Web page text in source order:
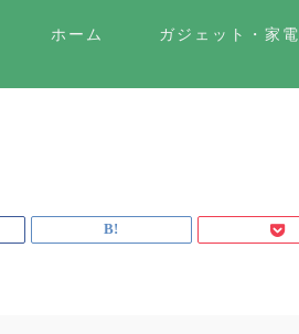
ホーム ガジェット・家電